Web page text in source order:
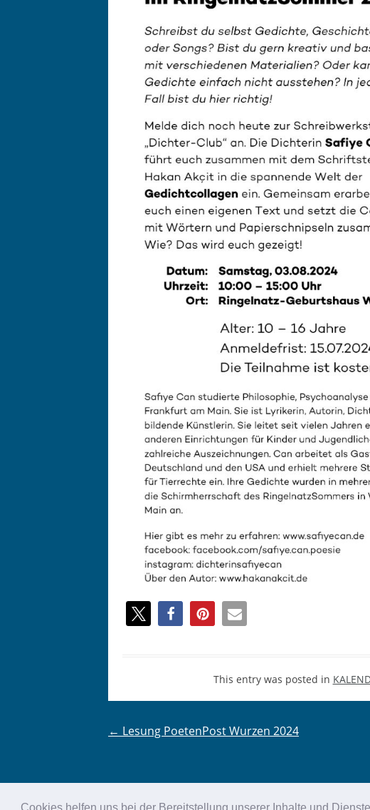
This entry was posted in
Post
← Lesung PoetenPost Wurzen 2024